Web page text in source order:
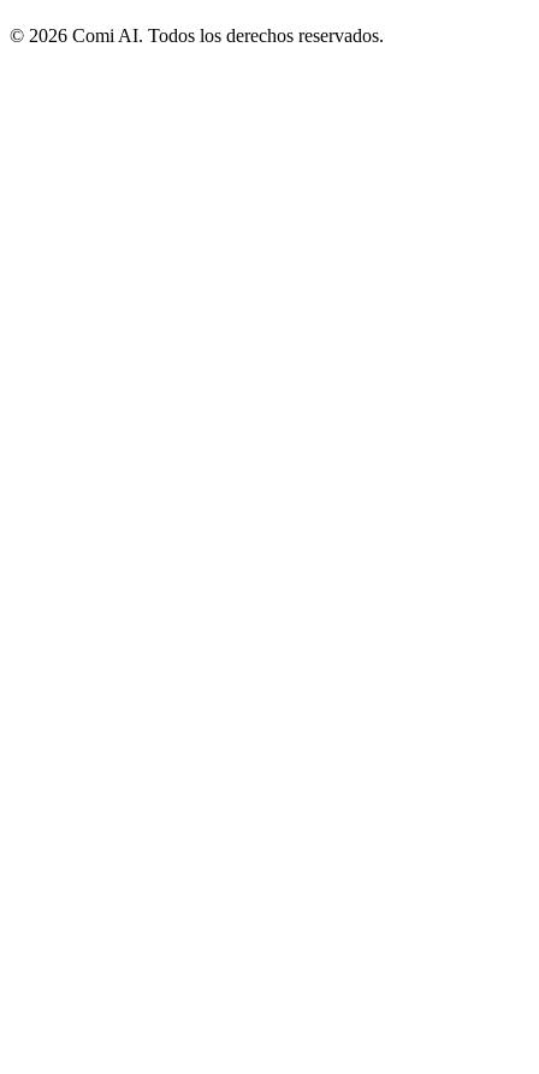
© 2026 Comi AI. Todos los derechos reservados.